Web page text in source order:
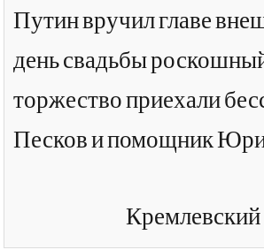
Путин вручил главе
день свадьбы
торжество приехали
Песков и помощник